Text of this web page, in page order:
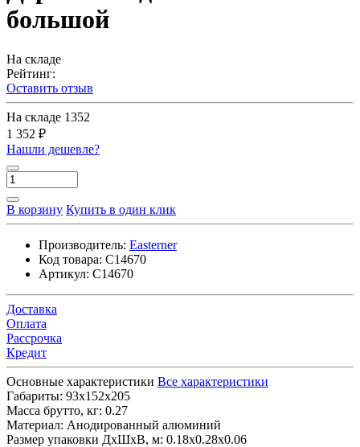
большой
На складе
Рейтинг:
Оставить отзыв
На складе 1352
1 352 ₽
Нашли дешевле?
В корзину Купить в один клик
Производитель: Easterner
Код товара: C14670
Артикул: C14670
Доставка
Оплата
Рассрочка
Кредит
Основные характеристики Все характеристики
Габариты: 93х152х205
Масса брутто, кг: 0.27
Материал: Анодированный алюминий
Размер упаковки ДхШхВ, м: 0.18x0.28x0.06